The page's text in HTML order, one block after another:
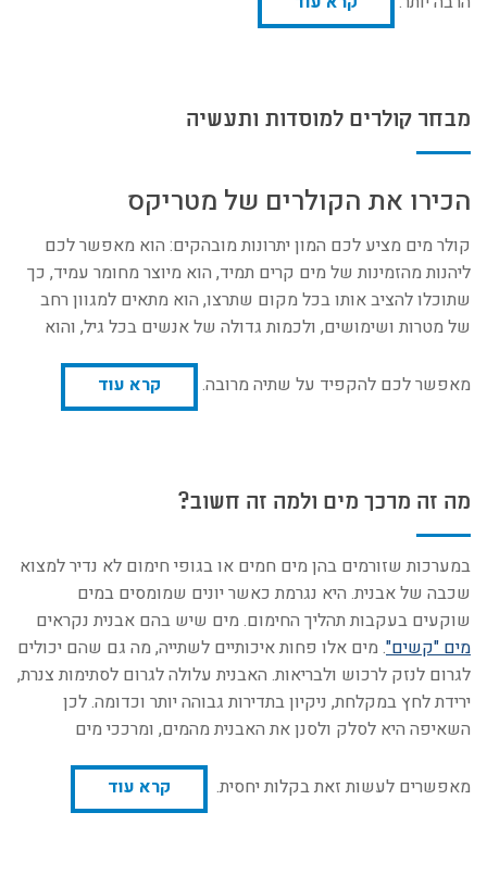
מבחר קולרים למוסדות ותעשיה
הכירו את הקולרים של מטריקס
קולר מים מציע לכם המון יתרונות מובהקים: הוא מאפשר לכם
ליהנות מהזמינות של מים קרים תמיד, הוא מיוצר מחומר עמיד, כך
שתוכלו להציב אותו בכל מקום שתרצו, הוא מתאים למגוון רחב
של מטרות ושימושים, ולכמות גדולה של אנשים בכל גיל, והוא
מאפשר לכם להקפיד על שתיה מרובה. קרא עוד
מה זה מרכך מים ולמה זה חשוב?
במערכות שזורמים בהן מים חמים או בגופי חימום לא נדיר למצוא
שכבה של אבנית. היא נגרמת כאשר יונים שמומסים במים
שוקעים בעקבות תהליך החימום. מים שיש בהם אבנית נקראים
מים "קשים". מים אלו פחות איכותיים לשתייה, מה גם שהם יכולים
לגרום לנזק לרכוש ולבריאות. האבנית עלולה לגרום לסתימות צנרת,
ירידת לחץ במקלחת, ניקיון בתדירות גבוהה יותר וכדומה. לכן
השאיפה היא לסלק ולסנן את האבנית מהמים, ומרככי מים
מאפשרים לעשות זאת בקלות יחסית. קרא עוד